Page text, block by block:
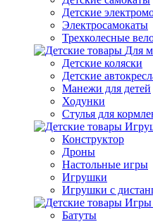
Детские
Электросамокаты
Трехколесные
Для
Детские коляски
Детские
Манежи для детей
Ходунки
Стулья для
Конструктор
Дроны
Настольные игры
Игрушки
Игрушки c
Игры
Батуты